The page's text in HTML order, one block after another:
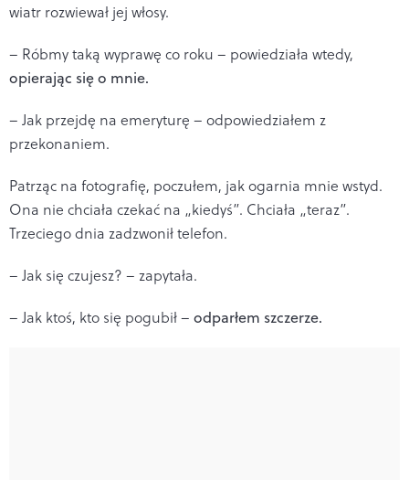
wiatr rozwiewał jej włosy.
– Róbmy taką wyprawę co roku – powiedziała wtedy,
opierając się o mnie.
– Jak przejdę na emeryturę – odpowiedziałem z
przekonaniem.
Patrząc na fotografię, poczułem, jak ogarnia mnie wstyd.
Ona nie chciała czekać na „kiedyś”. Chciała „teraz”.
Trzeciego dnia zadzwonił telefon.
– Jak się czujesz? – zapytała.
– Jak ktoś, kto się pogubił – odparłem szczerze.